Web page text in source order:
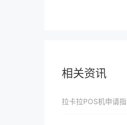
相关资讯
拉卡拉POS机申请